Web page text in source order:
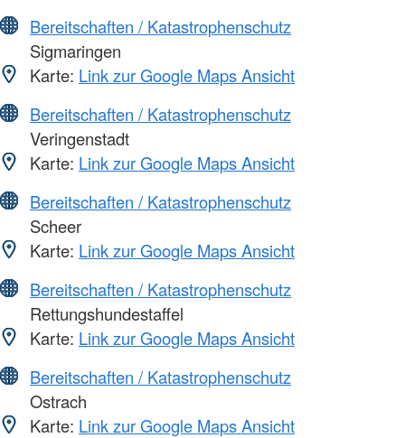
Bereitschaften / Katastrophenschutz
Sigmaringen
Karte: Link zur Google Maps Ansicht
Bereitschaften / Katastrophenschutz
Veringenstadt
Karte: Link zur Google Maps Ansicht
Bereitschaften / Katastrophenschutz
Scheer
Karte: Link zur Google Maps Ansicht
Bereitschaften / Katastrophenschutz
Rettungshundestaffel
Karte: Link zur Google Maps Ansicht
Bereitschaften / Katastrophenschutz
Ostrach
Karte: Link zur Google Maps Ansicht